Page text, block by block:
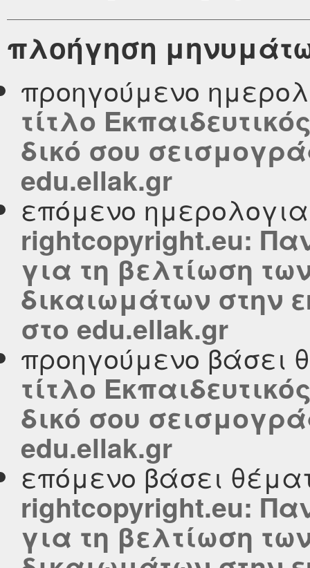
πλοήγηση
προηγούμενο
τίτλο
δικό σου
edu.ellak.gr
επόμενο
rightcopyright.eu:
για τη βελτίωση
δικαιωμάτων στην
στο edu.ellak.gr
προηγούμενο βάσει
τίτλο
δικό σου
edu.ellak.gr
επόμενο βάσει
rightcopyright.eu:
για τη βελτίωση